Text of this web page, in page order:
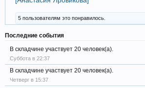
5 пользователям это понравилось.
Последние события
В складчине участвует 20 человек(а).
Суббота в 22:37
В складчине участвует 20 человек(а).
Четверг в 15:37